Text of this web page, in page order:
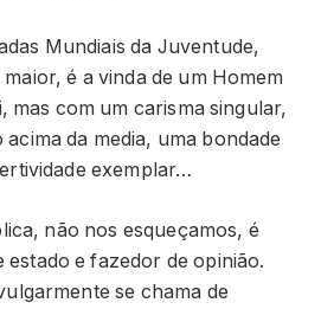
Mundiais da Juventude,
é a vinda de um Homem
mas com um carisma singular,
da media, uma bondade
exemplar…
não nos esqueçamos, é
estado e fazedor de opinião.
se chama de